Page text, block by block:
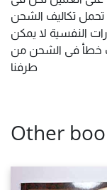
تحمل تكاليف الشحن
النفسية لا يمكن
خطأ فى الشحن من
طرفنا
Other